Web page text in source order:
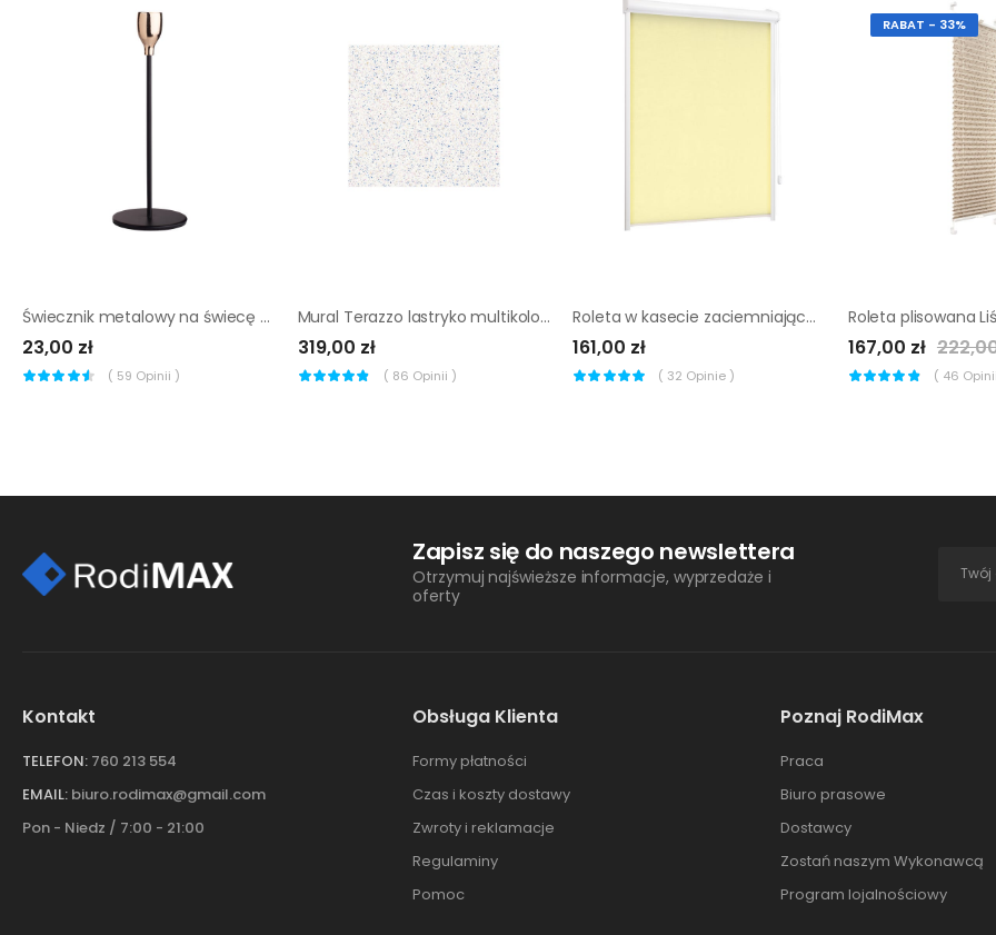
Świecznik metalowy na świecę stołową wys. 22.5 cm czarno-złoty
23,00 zł
( 59 Opinii )
Mural Terazzo lastryko multikolor 300 x 280 cm delikatna struktura
319,00 zł
( 86 Opinii )
Roleta w kasecie zaciemniająca Silver piasek 91.5 x 150 cm prawa
161,00 zł
( 32 Opinie )
RABAT - 33%
167,00 zł
( 46
Zapisz się do naszego newslettera
Otrzymuj najświeższe informacje, wyprzedaże i
oferty
Kontakt
TELEFON: 760 213 554
EMAIL: biuro.rodimax@gmail.com
Pon - Niedz / 7:00 - 21:00
Obsługa Klienta
Formy płatności
Czas i koszty dostawy
Zwroty i reklamacje
Regulaminy
Pomoc
Poznaj RodiMax
Praca
Biuro prasowe
Dostawcy
Zostań naszym Wykonawcą
Program lojalnościowy